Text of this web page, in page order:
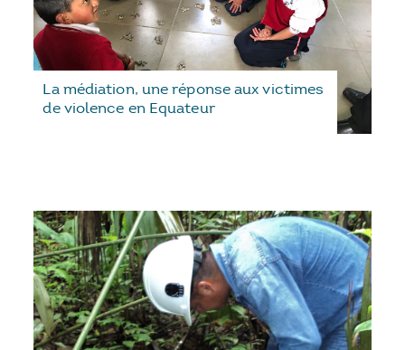
La médiation, une réponse aux victimes
de violence en Equateur